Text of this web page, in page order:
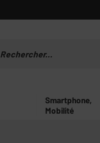
Smartphone,
Mobilité